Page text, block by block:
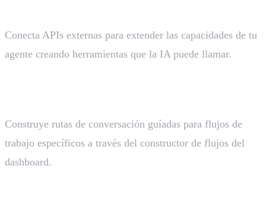
Conecta APIs externas para extender las capacidades de tu
agente creando herramientas que la IA puede llamar.
Construye rutas de conversación guíadas para flujos de
trabajo específicos a través del constructor de flujos del
dashboard.